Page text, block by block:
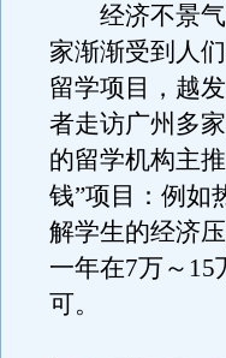
经济不景气
家渐渐受到人
留学项目，越
者走访广州多
的留学机构主
钱”项目：例如
解学生的经济
一年在7万～
可。